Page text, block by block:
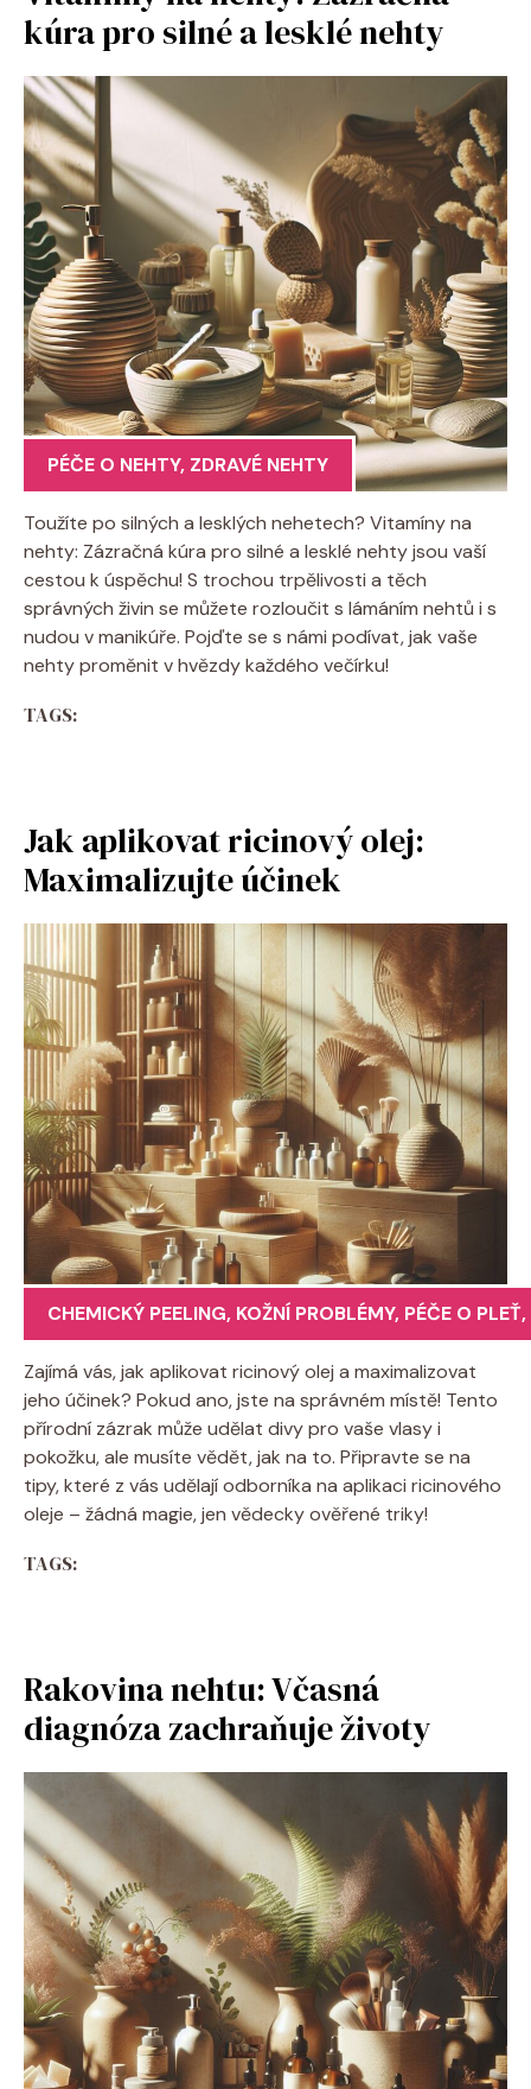
kúra pro silné a lesklé nehty
PÉČE O NEHTY, ZDRAVÉ NEHTY
Toužíte po silných a lesklých nehetech? Vitamíny na
nehty: Zázračná kúra pro silné a lesklé nehty jsou vaší
cestou k úspěchu! S trochou trpělivosti a těch
správných živin se můžete rozloučit s lámáním nehtů i s
nudou v manikúře. Pojďte se s námi podívat, jak vaše
nehty proměnit v hvězdy každého večírku!
TAGS:
Jak aplikovat ricinový olej:
Maximalizujte účinek
CHEMICKÝ PEELING, KOŽNÍ PROBLÉMY, PÉČE O PLEŤ,
Zajímá vás, jak aplikovat ricinový olej a maximalizovat
jeho účinek? Pokud ano, jste na správném místě! Tento
přírodní zázrak může udělat divy pro vaše vlasy i
pokožku, ale musíte vědět, jak na to. Připravte se na
tipy, které z vás udělají odborníka na aplikaci ricinového
oleje – žádná magie, jen vědecky ověřené triky!
TAGS:
Rakovina nehtu: Včasná
diagnóza zachraňuje životy